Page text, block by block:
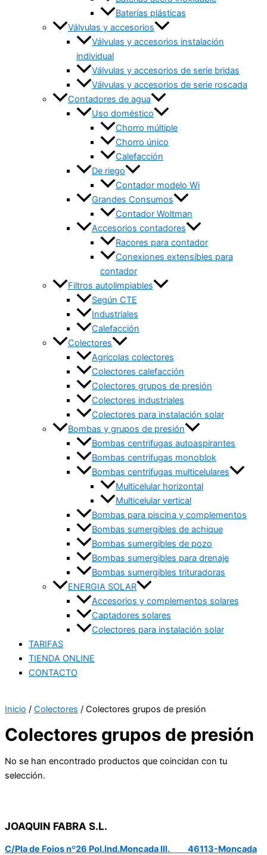
Baterías plásticas
Válvulas y accesorios
Válvulas y accesorios instalación
individual
Válvulas y accesorios de serie bridas
Válvulas y accesorios de serie roscada
Contadores de agua
Uso doméstico
Chorro múltiple
Chorro único
Calefacción
De riego
Contador modelo Wi
Grandes Consumos
Contador Woltman
Accesorios contadores
Racores para contador
Conexiones extensibles para
contador
Filtros autolimpiables
Según CTE
Industriales
Calefacción
Colectores
Agrícolas colectores
Colectores calefacción
Colectores grupos de presión
Colectores industriales
Colectores para instalación solar
Bombas y grupos de presión
Bombas centrifugas autoaspirantes
Bombas centrifugas monoblok
Bombas centrifugas multicelulares
Multicelular horizontal
Multicelular vertical
Bombas para piscina y complementos
Bombas sumergibles de achique
Bombas sumergibles de pozo
Bombas sumergibles para drenaje
Bombas sumergibles trituradoras
ENERGIA SOLAR
Accesorios y complementos solares
Captadores solares
Colectores para instalación solar
TARIFAS
TIENDA ONLINE
CONTACTO
Inicio / Colectores / Colectores grupos de presión
Colectores grupos de presión
No se han encontrado productos que coincidan con tu
selección.
JOAQUIN FABRA S.L.
C/Pla de Foios nº26 Pol.Ind.Moncada III. 46113-Moncada